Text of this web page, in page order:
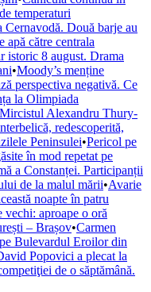
temperaturi
Două barje au
apă către centrala
istoric 8 august. Drama
•Moody’s menține
perspectiva negativă. Ce
la Olimpiada
Alexandru Thury-
redescoperită,
Peninsulei•Pericol pe
în mod repetat pe
a Constanței. Participanții
de la malul mării•Avarie
noapte în patru
vechi: aproape o oră
– Brașov•Carmen
Bulevardul Eroilor din
Popovici a plecat la
de o săptămână.